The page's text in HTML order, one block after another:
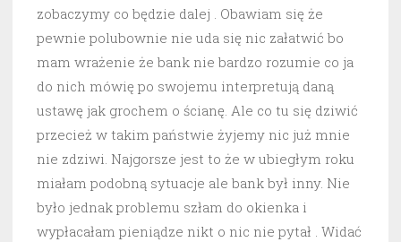
zobaczymy co będzie dalej . Obawiam się że
pewnie polubownie nie uda się nic załatwić bo
mam wrażenie że bank nie bardzo rozumie co ja
do nich mówię po swojemu interpretują daną
ustawę jak grochem o ścianę. Ale co tu się dziwić
przecież w takim państwie żyjemy nic już mnie
nie zdziwi. Najgorsze jest to że w ubiegłym roku
miałam podobną sytuacje ale bank był inny. Nie
było jednak problemu szłam do okienka i
wypłacałam pieniądze nikt o nic nie pytał . Widać